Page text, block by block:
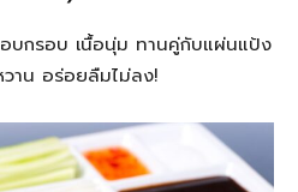
บกรอบ เนื้อนุ่ม ทานคู่กับแผ่นแป้ง
าน อร่อยลืมไม่ลง!